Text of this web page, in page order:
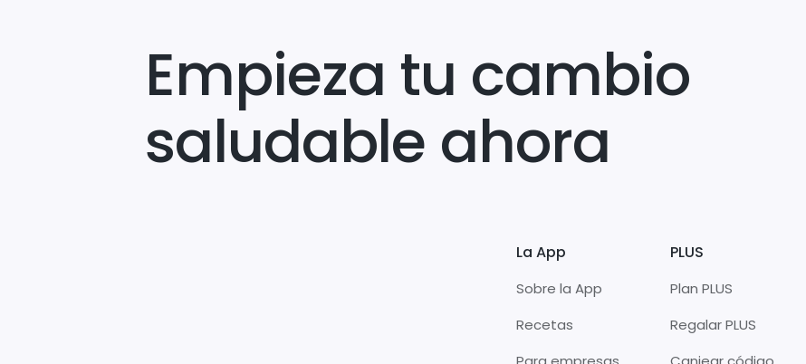
Empieza tu cambio
saludable ahora
La App
Sobre la App
Recetas
PLUS
Plan PLUS
Regalar PLUS